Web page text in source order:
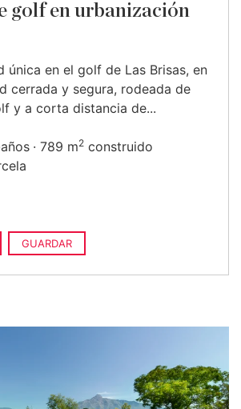
golf en urbanización
única en el golf de Las Brisas, en
cerrada y segura, rodeada de
y a corta distancia de...
789 m2 construido
GUARDAR